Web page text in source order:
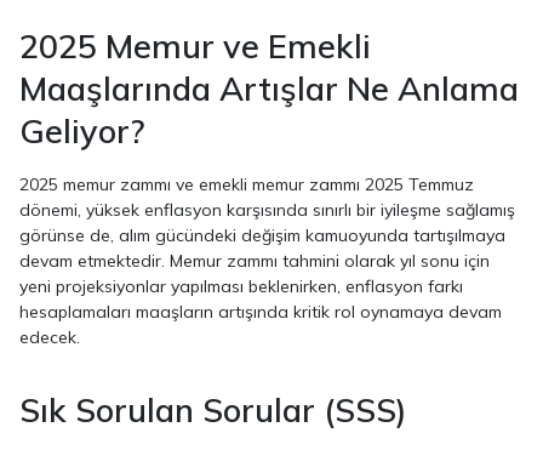
2025 Memur ve Emekli
Maaşlarında Artışlar Ne Anlama
Geliyor?
2025 memur zammı ve emekli memur zammı 2025 Temmuz
dönemi, yüksek enflasyon karşısında sınırlı bir iyileşme sağlamış
görünse de, alım gücündeki değişim kamuoyunda tartışılmaya
devam etmektedir. Memur zammı tahmini olarak yıl sonu için
yeni projeksiyonlar yapılması beklenirken, enflasyon farkı
hesaplamaları maaşların artışında kritik rol oynamaya devam
edecek.
Sık Sorulan Sorular (SSS)